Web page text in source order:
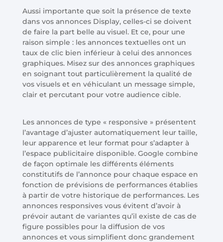
Aussi importante que soit la présence de texte
dans vos annonces Display, celles-ci se doivent
de faire la part belle au visuel. Et ce, pour une
raison simple : les annonces textuelles ont un
taux de clic bien inférieur à celui des annonces
graphiques. Misez sur des annonces graphiques
en soignant tout particulièrement la qualité de
vos visuels et en véhiculant un message simple,
clair et percutant pour votre audience cible.
Les annonces de type « responsive » présentent
l’avantage d’ajuster automatiquement leur taille,
leur apparence et leur format pour s’adapter à
l’espace publicitaire disponible. Google combine
de façon optimale les différents éléments
constitutifs de l’annonce pour chaque espace en
fonction de prévisions de performances établies
à partir de votre historique de performances. Les
annonces responsives vous évitent d’avoir à
prévoir autant de variantes qu’il existe de cas de
figure possibles pour la diffusion de vos
annonces et vous simplifient donc grandement